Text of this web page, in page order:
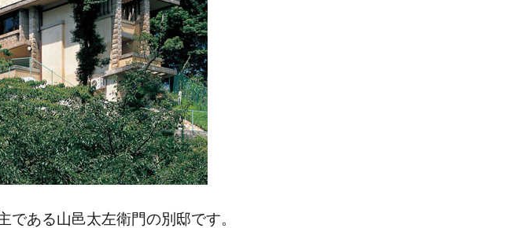
ある山邑太左衛門の別邸です。